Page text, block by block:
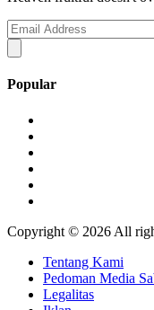
Popular
Copyright © 2026 All
Tentang Kami
Pedoman Media
Legalitas